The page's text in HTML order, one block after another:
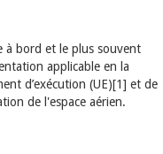
à bord et le plus souvent
applicable en la
d’exécution (UE)[1] et de
de l'espace aérien.